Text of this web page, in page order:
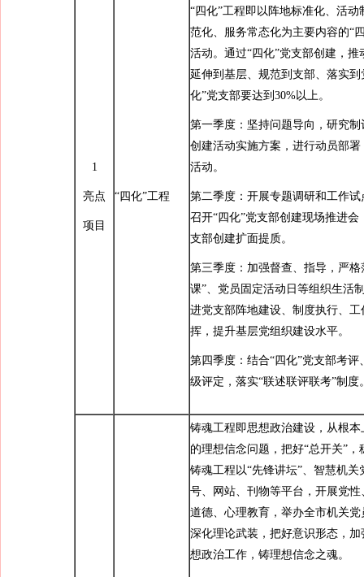
1
亮点
项目
“四化”工程
“四化”工程即以阵地标准化、活动
范化、服务常态化为主要内容的“
活动。通过“四化”党支部创建，推
延伸到基层、规范到支部、落实到
化”党支部要达到30%以上。
第一季度：坚持问题导向，研究制
创建活动实施方案，进行动员部
活动。
第二季度：开展专题调研和工作
召开“四化”党支部创建现场推进会
支部创建扩面提质。
第三季度：加强督查、指导，严格
课”、党员固定活动日等组织生活
进党支部阵地建设、制度执行、
挥，提升基层党组织建设水平。
第四季度：结合“四化”党支部考评
级评定，落实“联述联评联考”制度
铸魂工程即思想政治建设，从根
的理想信念问题，把好“总开关”，
铸魂工程以“先锋讲坛”、智慧机关
号、网站、刊物等平台，开展党
道德、心理教育，举办全市机关
深化理论武装，把好意识形态，
想政治工作，铸理想信念之魂。